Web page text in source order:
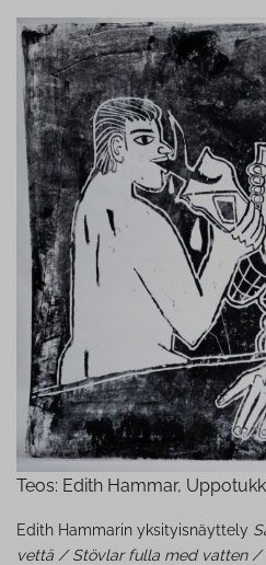
Teos: Edith Hammar,
Edith Hammarin yksityisnäyttely
vettä / Stövlar fulla med vatten /